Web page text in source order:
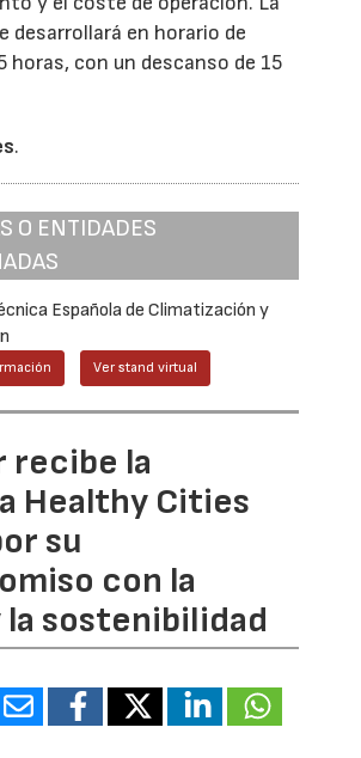
desarrollará en horario de
horas, con un descanso de 15
.
O ENTIDADES
Española de Climatización y
Ver stand virtual
recibe la
Healthy Cities
su
con la
la sostenibilidad